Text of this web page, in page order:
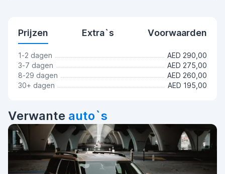
Prijzen Extra`s Voorwaarden
1-2 dagen
AED 290,00
3-7 dagen
AED 275,00
8-29 dagen
AED 260,00
30+ dagen
AED 195,00
Verwante auto`s